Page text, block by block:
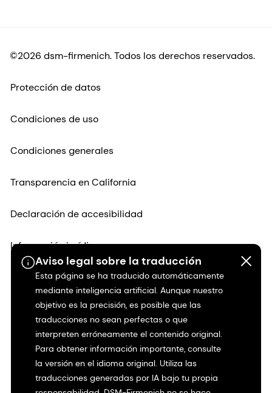
Aviso legal sobre la traducción
Esta página se ha traducido automáticamente
mediante inteligencia artificial. Aunque nuestro
objetivo es la precisión, es posible que las
traducciones no sean perfectas o que
interpreten erróneamente el contenido original.
Para obtener información importante, consulte
la versión en el idioma original. Utiliza las
traducciones generadas por IA bajo tu propia
©2026 dsm-firmenich. Todos los derechos reservados.
Protección de datos
Condiciones de uso
Condiciones generales
Transparencia en California
Declaración de accesibilidad
Información jurídica
Mapa del sitio